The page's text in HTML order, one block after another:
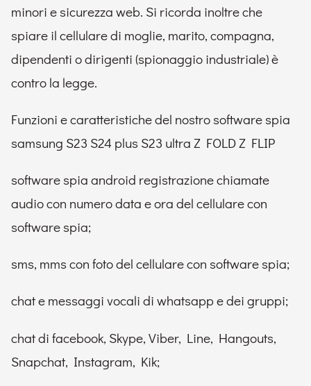
minori e sicurezza web. Si ricorda inoltre che
spiare il cellulare di moglie, marito, compagna,
dipendenti o dirigenti (spionaggio industriale) è
contro la legge.
Funzioni e caratteristiche del nostro software spia
samsung S23 S24 plus S23 ultra Z FOLD Z FLIP
software spia android registrazione chiamate
audio con numero data e ora del cellulare con
software spia;
sms, mms con foto del cellulare con software spia;
chat e messaggi vocali di whatsapp e dei gruppi;
chat di facebook, Skype, Viber, Line, Hangouts,
Snapchat, Instagram, Kik;